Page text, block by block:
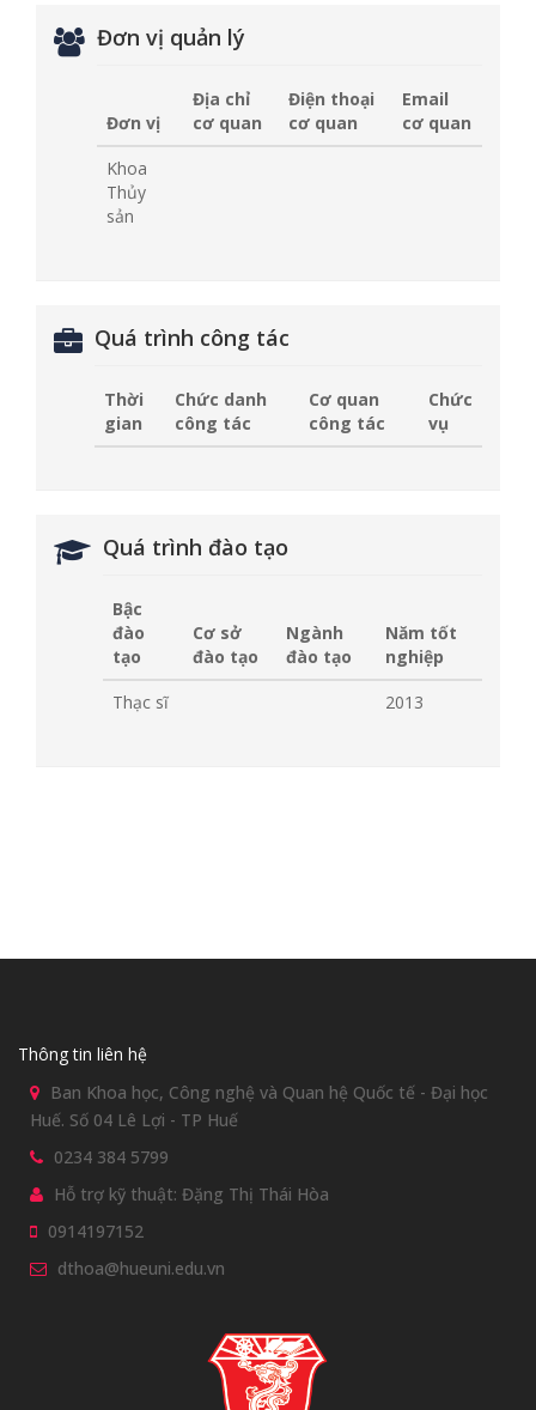
Đơn vị quản lý
Đơn vị
Địa chỉ
cơ quan
Điện thoại
cơ quan
Email
cơ quan
Khoa
Thủy
sản
Quá trình công tác
Thời
gian
Chức danh
công tác
Cơ quan
công tác
Chức
vụ
Quá trình đào tạo
Bậc
đào
tạo
Cơ sở
đào tạo
Ngành
đào tạo
Năm tốt
nghiệp
Thạc sĩ
2013
Thông tin liên hệ
Ban Khoa học, Công nghệ và Quan hệ Quốc tế - Đại học
Huế. Số 04 Lê Lợi - TP Huế
0234 384 5799
Hỗ trợ kỹ thuật: Đặng Thị Thái Hòa
0914197152
dthoa@hueuni.edu.vn